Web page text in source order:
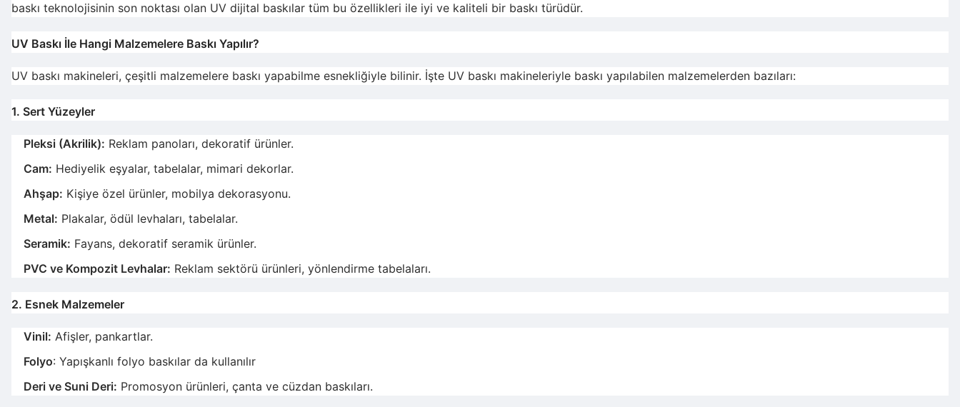
baskı teknolojisinin son noktası olan UV dijital baskılar tüm bu özellikleri ile iyi ve kaliteli bir baskı türüdür.
UV Baskı İle Hangi Malzemelere Baskı Yapılır?
UV baskı makineleri, çeşitli malzemelere baskı yapabilme esnekliğiyle bilinir. İşte UV baskı makineleriyle baskı yapılabilen malzemelerden bazıları:
1. Sert Yüzeyler
Pleksi (Akrilik): Reklam panoları, dekoratif ürünler.
Cam: Hediyelik eşyalar, tabelalar, mimari dekorlar.
Ahşap: Kişiye özel ürünler, mobilya dekorasyonu.
Metal: Plakalar, ödül levhaları, tabelalar.
Seramik: Fayans, dekoratif seramik ürünler.
PVC ve Kompozit Levhalar: Reklam sektörü ürünleri, yönlendirme tabelaları.
2. Esnek Malzemeler
Vinil: Afişler, pankartlar.
Folyo: Yapışkanlı folyo baskılar da kullanılır
Deri ve Suni Deri: Promosyon ürünleri, çanta ve cüzdan baskıları.